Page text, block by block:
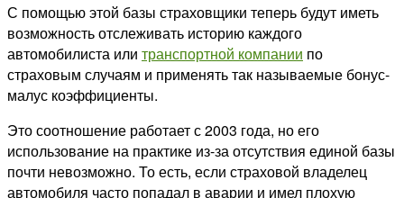
С помощью этой базы страховщики теперь будут иметь
возможность отслеживать историю каждого
автомобилиста или транспортной компании по
страховым случаям и применять так называемые бонус-
малус коэффициенты.
Это соотношение работает с 2003 года, но его
использование на практике из-за отсутствия единой базы
почти невозможно. То есть, если страховой владелец
автомобиля часто попадал в аварии и имел плохую